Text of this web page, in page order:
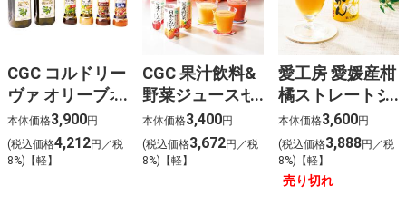
CGC コルドリー
ヴァ オリーブオ
イル&ドレッシ
ングセット
本体価格3,900円
(税込価格4,212円／税
8%)【軽】
CGC 果汁飲料&
野菜ジュースセ
ット(15本)
本体価格3,400円
(税込価格3,672円／税
8%)【軽】
愛工房 愛媛産柑
橘ストレートジ
ュースセット
(15本)
本体価格3,600円
(税込価格3,888円／税
8%)【軽】
売り切れ